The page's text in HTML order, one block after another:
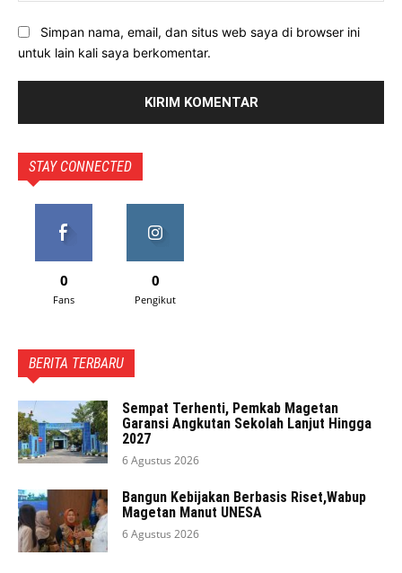
Simpan nama, email, dan situs web saya di browser ini
untuk lain kali saya berkomentar.
STAY CONNECTED
0
Fans
0
Pengikut
BERITA TERBARU
Sempat Terhenti, Pemkab Magetan
Garansi Angkutan Sekolah Lanjut Hingga
2027
6 Agustus 2026
Bangun Kebijakan Berbasis Riset,Wabup
Magetan Manut UNESA
6 Agustus 2026